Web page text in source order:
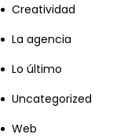
Creatividad
La agencia
Lo último
Uncategorized
Web